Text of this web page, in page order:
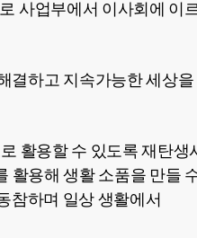
사업부에서 이사회에 이
결하고 지속가능한 세상을
활용할 수 있도록 재탄생
활용해 생활 소품을 만들
참하며 일상 생활에서